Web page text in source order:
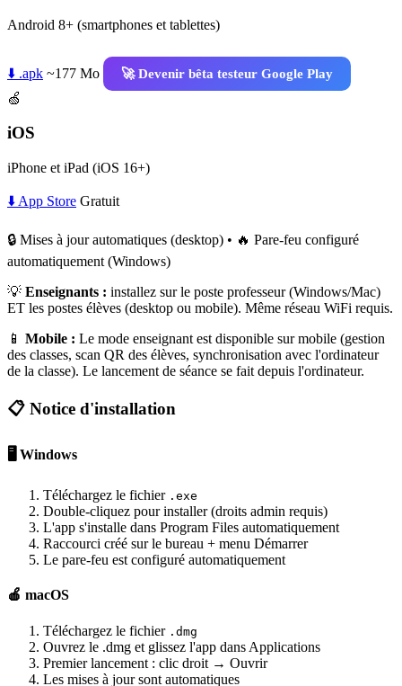
Android 8+ (smartphones et tablettes)
⬇️ .apk ~177 Mo
🚀 Devenir bêta testeur Google Play
🍏
iOS
iPhone et iPad (iOS 16+)
⬇️ App Store Gratuit
🔒 Mises à jour automatiques (desktop) • 🔥 Pare-feu configuré
automatiquement (Windows)
💡 Enseignants : installez sur le poste professeur (Windows/Mac)
ET les postes élèves (desktop ou mobile). Même réseau WiFi requis.
📱 Mobile : Le mode enseignant est disponible sur mobile (gestion
des classes, scan QR des élèves, synchronisation avec l'ordinateur
de la classe). Le lancement de séance se fait depuis l'ordinateur.
📋 Notice d'installation
🖥️ Windows
Téléchargez le fichier .exe
Double-cliquez pour installer (droits admin requis)
L'app s'installe dans Program Files automatiquement
Raccourci créé sur le bureau + menu Démarrer
Le pare-feu est configuré automatiquement
🍎 macOS
Téléchargez le fichier .dmg
Ouvrez le .dmg et glissez l'app dans Applications
Premier lancement : clic droit → Ouvrir
Les mises à jour sont automatiques